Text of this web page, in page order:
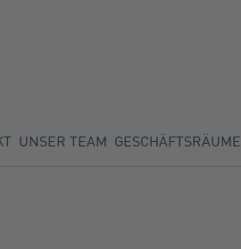
UNSER TEAM GESCHÄFTSRÄUME